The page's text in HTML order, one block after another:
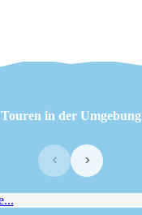
Touren in der Umgebung
‹ ›